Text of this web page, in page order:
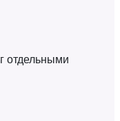
отдельными